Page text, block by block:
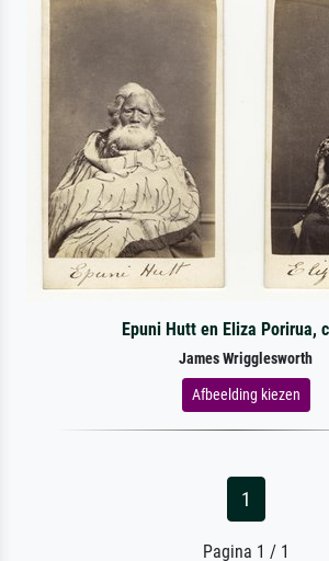
Epuni Hutt en Eliza Porirua,
James Wrigglesworth
Afbeelding kiezen
1
Pagina 1 / 1